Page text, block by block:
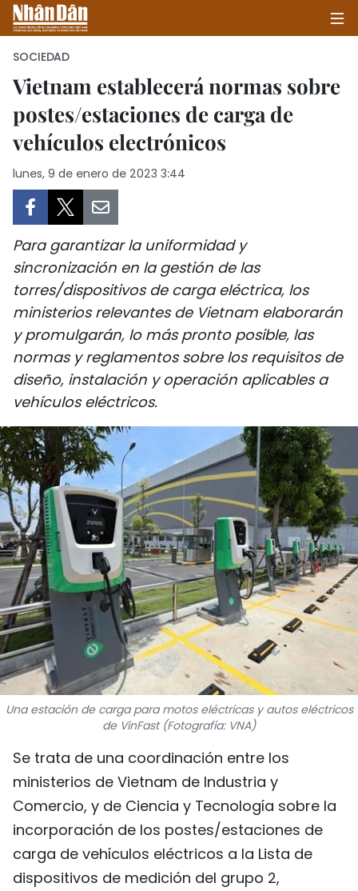
INICIO
POLÍTICA
SALUD - MEDIO AMBIENTE
CULTURA - ENTRETENIMIENTO
INTERNACIONAL
DEPORTES
PUENTE DE AMISTAD
HISTORIAS MULTIMEDIA
FOTOGRAFÍA
¿QUIÉNES SOMOS?
TIẾNG VIỆT
ENGLISH
中文
FRANÇAIS
РУССКИЙ
SOCIEDAD
Vietnam establecerá normas sobre
postes/estaciones de carga de
vehículos electrónicos
lunes, 9 de enero de 2023 3:44
Para garantizar la uniformidad y
sincronización en la gestión de las
torres/dispositivos de carga eléctrica, los
ministerios relevantes de Vietnam elaborarán
y promulgarán, lo más pronto posible, las
normas y reglamentos sobre los requisitos de
diseño, instalación y operación aplicables a
vehículos eléctricos.
Una estación de carga para motos eléctricas y autos eléctricos
de VinFast (Fotografía: VNA)
Se trata de una coordinación entre los
ministerios de Vietnam de Industria y
Comercio, y de Ciencia y Tecnología sobre la
incorporación de los postes/estaciones de
carga de vehículos eléctricos a la Lista de
dispositivos de medición del grupo 2,